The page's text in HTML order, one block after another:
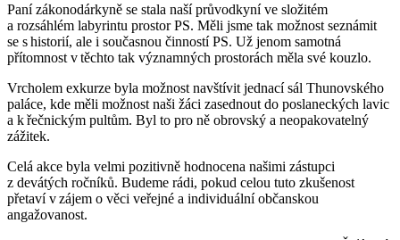
Paní zákonodárkyně se stala naší průvodkyní ve složitém
a rozsáhlém labyrintu prostor PS. Měli jsme tak možnost seznámit
se s historií, ale i současnou činností PS. Už jenom samotná
přítomnost v těchto tak významných prostorách měla své kouzlo.
Vrcholem exkurze byla možnost navštívit jednací sál Thunovského
paláce, kde měli možnost naši žáci zasednout do poslaneckých lavic
a k řečnickým pultům. Byl to pro ně obrovský a neopakovatelný
zážitek.
Celá akce byla velmi pozitivně hodnocena našimi zástupci
z devátých ročníků. Budeme rádi, pokud celou tuto zkušenost
přetaví v zájem o věci veřejné a individuální občanskou
angažovanost.